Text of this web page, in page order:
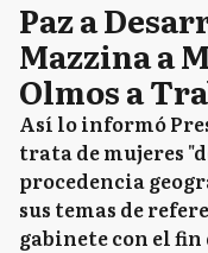
Paz a
Mazzina a
Olmos a
Así lo informó
trata de mujeres
procedencia
sus temas de
gabinete con el